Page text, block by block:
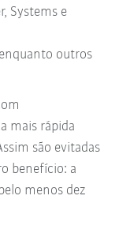
Systems e
outros
mais rápida
são evitadas
benefício: a
menos dez